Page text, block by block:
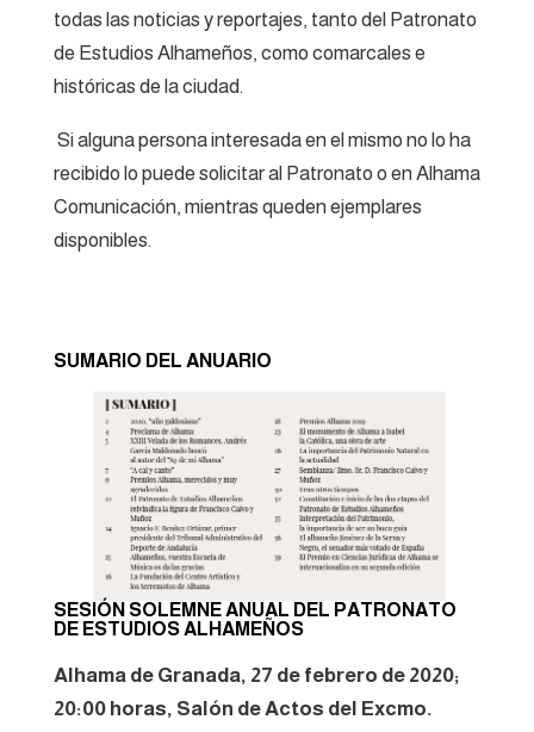
todas las noticias y reportajes, tanto del Patronato
de Estudios Alhameños, como comarcales e
históricas de la ciudad.
Si alguna persona interesada en el mismo no lo ha
recibido lo puede solicitar al Patronato o en Alhama
Comunicación, mientras queden ejemplares
disponibles.
SUMARIO DEL ANUARIO
SESIÓN SOLEMNE ANUAL DEL PATRONATO
DE ESTUDIOS ALHAMEÑOS
Alhama de Granada, 27 de febrero de 2020;
20:00 horas, Salón de Actos del Excmo.